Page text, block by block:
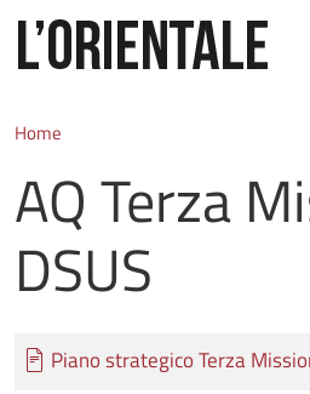
Home
AQ Terza
DSUS
Documento
Piano strategico Terza